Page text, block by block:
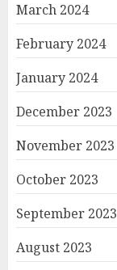
March 2024
February 2024
January 2024
December 2023
November 2023
October 2023
September 2023
August 2023